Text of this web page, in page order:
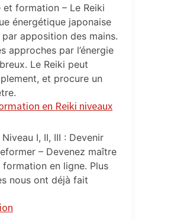
et formation – Le Reiki
énergétique japonaise
apposition des mains.
approches par l’énergie
Le Reiki peut
et procure un
en Reiki niveaux
I, II, III : Devenir
– Devenez maître
en ligne. Plus
nous ont déjà fait